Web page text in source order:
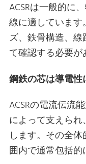
ACSRは一般的に
線に適していま
ズ、鉄骨構造、
て確認する必要が
鋼鉄の芯は導電
ACSRの電流伝流
によって支えら
します。その全
囲内で通常包括的